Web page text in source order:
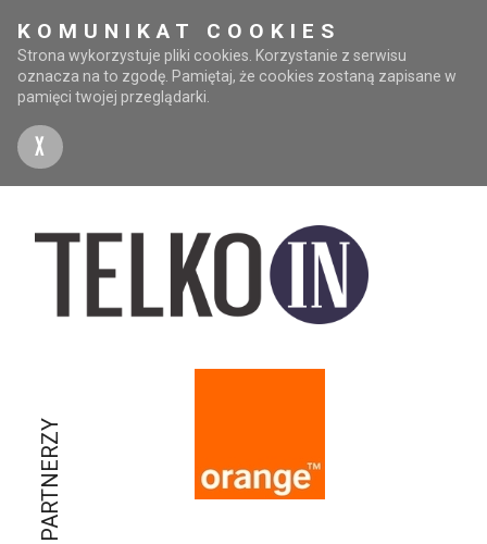
KOMUNIKAT COOKIES
Strona wykorzystuje pliki cookies. Korzystanie z serwisu
oznacza na to zgodę. Pamiętaj, że cookies zostaną zapisane w
pamięci twojej przeglądarki.
X
PARTNERZY